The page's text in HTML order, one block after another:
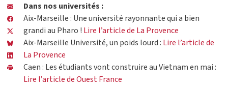
Dans nos universités :
Aix-Marseille : Une université rayonnante qui a bien
grandi au Pharo ! Lire l’article de La Provence
Aix-Marseille Université, un poids lourd : Lire l’article de
La Provence
Caen : Les étudiants vont construire au Vietnam en mai :
Lire l’article de Ouest France